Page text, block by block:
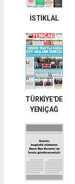
İSTİKLAL
TÜRKİYE'DE
YENİÇAĞ